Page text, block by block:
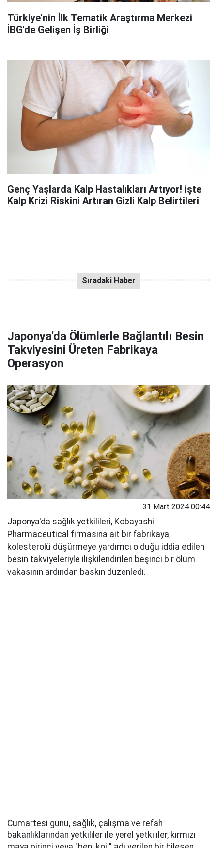
Türkiye'nin İlk Tematik Araştırma Merkezi
İBG'de Gelişen İş Birliği
Genç Yaşlarda Kalp Hastalıkları Artıyor! işte
Kalp Krizi Riskini Artıran Gizli Kalp Belirtileri
Japonya'da Ölümlerle Bağlantılı Besin
Takviyesini Üreten Fabrikaya
Operasyon
31 Mart 2024 00:44
Japonya'da sağlık yetkilileri, Kobayashi
Pharmaceutical firmasına ait bir fabrikaya,
kolesterolü düşürmeye yardımcı olduğu iddia edilen
besin takviyeleriyle ilişkilendirilen beşinci bir ölüm
vakasının ardından baskın düzenledi.
Cumartesi günü, sağlık, çalışma ve refah
bakanlıklarından yetkililer ile yerel yetkililer, kırmızı